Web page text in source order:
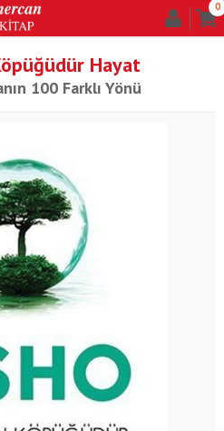
0
Hayat
100 Farklı Yönü